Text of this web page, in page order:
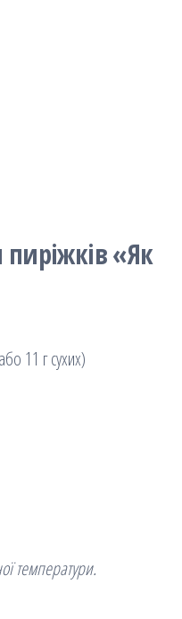
«Як
11 г сухих)
температури.